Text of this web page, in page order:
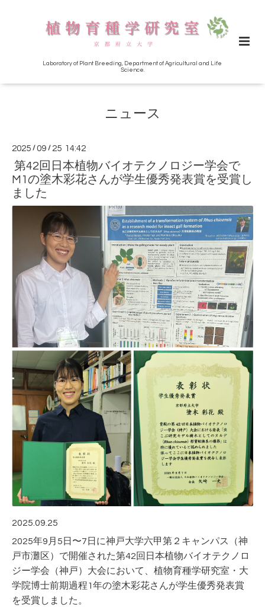
Laboratory of Plant Breeding, Department of Agricultural and Life
Science.
ニュース
2025 /09 / 25 14:42
第42回日本植物バイオテクノロジー学会で
M1の塗木彩花さんが学生優秀発表賞を受賞し
ました
2025.09.25
2025年9月5日〜7日に神戸大学六甲第２キャンパス（神
戸市灘区）で開催された第42回日本植物バイオテクノロ
ジー学会（神戸）大会において、植物育種学研究室・大
学院博士前期過程1年の塗木彩花さんが学生優秀発表賞
を受賞しました。